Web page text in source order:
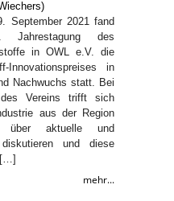
September 2021 fand
des
in OWL e.V. die
Innovationspreises in
Nachwuchs statt. Bei
Vereins trifft sich
aus der Region
über aktuelle und
und diese
[…]
mehr...